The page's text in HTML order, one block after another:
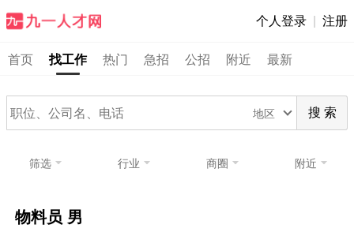
个人登录 | 注册
首页 找工作 热门 急招 公招 附近 最新
地区 搜 索
筛选 行业 商圈 附近
物料员 男